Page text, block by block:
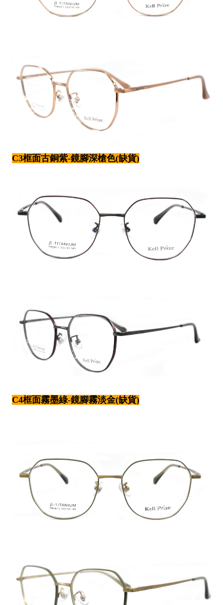
C3框面古銅紫-鏡腳深槍色(缺貨)
C4框面霧墨綠-鏡腳霧淡金(缺貨)